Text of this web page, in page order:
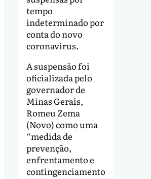
tempo
indeterminado por
conta do novo
coronavírus.
A suspensão foi
oficializada pelo
governador de
Minas Gerais,
Romeu Zema
(Novo) como uma
“medida de
prevenção,
enfrentamento e
contingenciamento